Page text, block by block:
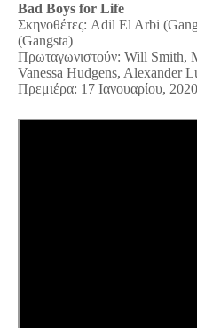
Bad Boys for Life
Σκηνοθέτες: Adil El Arbi
(Gangsta)
Πρωταγωνιστούν: Will Smith,
Vanessa Hudgens, Alexander
Πρεμιέρα: 17 Ιανουαρίου,